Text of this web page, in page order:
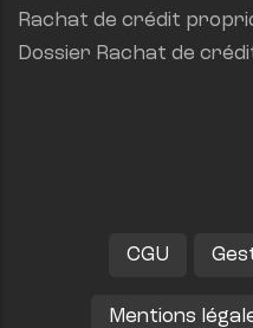
Rachat de crédit
Dossier Rachat de
CGU
Mentions